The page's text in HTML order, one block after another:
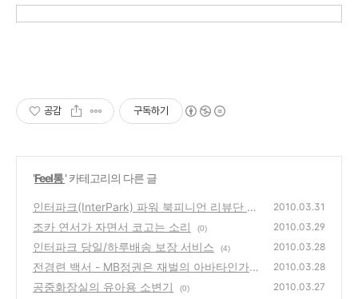
공감 구독하기
'Feel통' 카테고리의 다른 글
인터파크(InterPark) 파워 북피니언 리뷰단 선
정
(0)
2010.03.31
조카 연서가 자면서 코고는 소리 (0) 2010.03.29
인터파크 당일/하루배송 보장 서비스 (4) 2010.03.28
전경련 백서 - MB정권은 재벌의 아바타인가?
(0)
2010.03.28
공중화장실의 유아용 소변기 (0) 2010.03.27